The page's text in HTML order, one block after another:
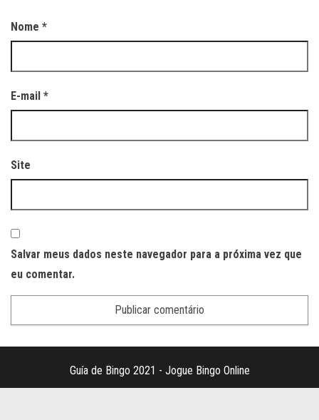
Nome *
E-mail *
Site
Salvar meus dados neste navegador para a próxima vez que
eu comentar.
Guía de Bingo 2021 - Jogue Bingo Online